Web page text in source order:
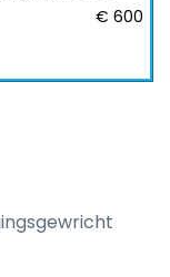
€ 600